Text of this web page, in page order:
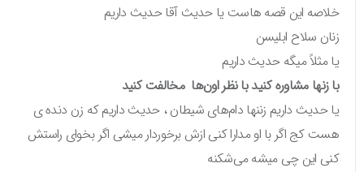
خلاصه این قصه هاست یا حدیث آقا حدیث داریم
زنان سلاح ابلیسن
یا مثلاً میگه حدیث داریم
با زنها مشاوره کنید با نظر اون‌ها مخالفت کنید
یا حدیث داریم زننها دام‌های شیطان ، حدیث داریم که زن دنده ی
هست کج اگر با او مدارا کنی ازش برخوردار میشی اگر بخوای راستش
کنی این چی میشه می‌شکنه